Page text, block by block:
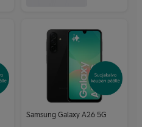
Samsung Galaxy A26 5G